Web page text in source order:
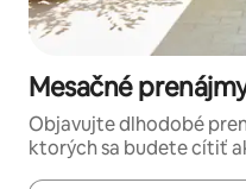
Mesačné
Objavujte dlhodobé
ktorých sa budete cítiť